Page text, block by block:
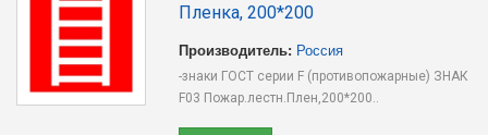
Пленка, 200*200
Производитель: Россия
-знаки ГОСТ серии F (противопожарные) ЗНАК
F03 Пожар.лестн.Плен,200*200..